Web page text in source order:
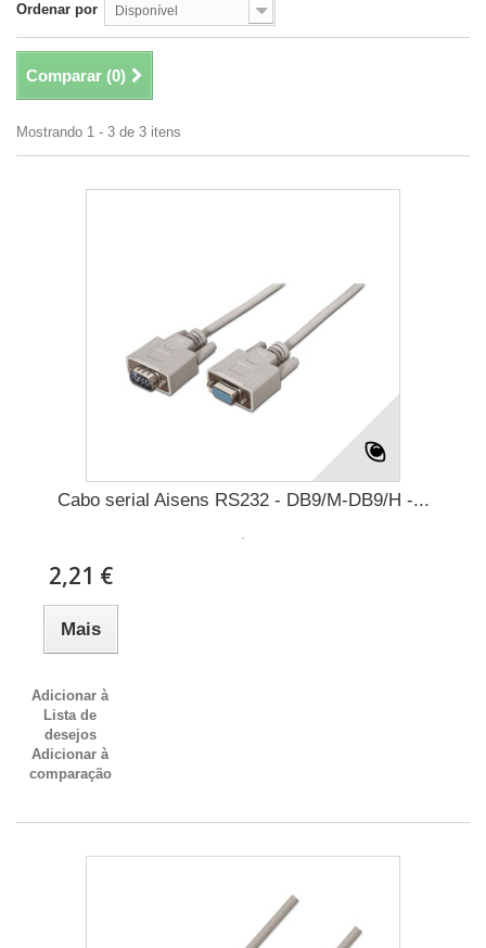
Ordenar por Disponível
Comparar (0)
Mostrando 1 - 3 de 3 itens
Cabo serial Aisens RS232 - DB9/M-DB9/H -...
.
2,21 €
Mais
Adicionar à
Lista de
desejos
Adicionar à
comparação